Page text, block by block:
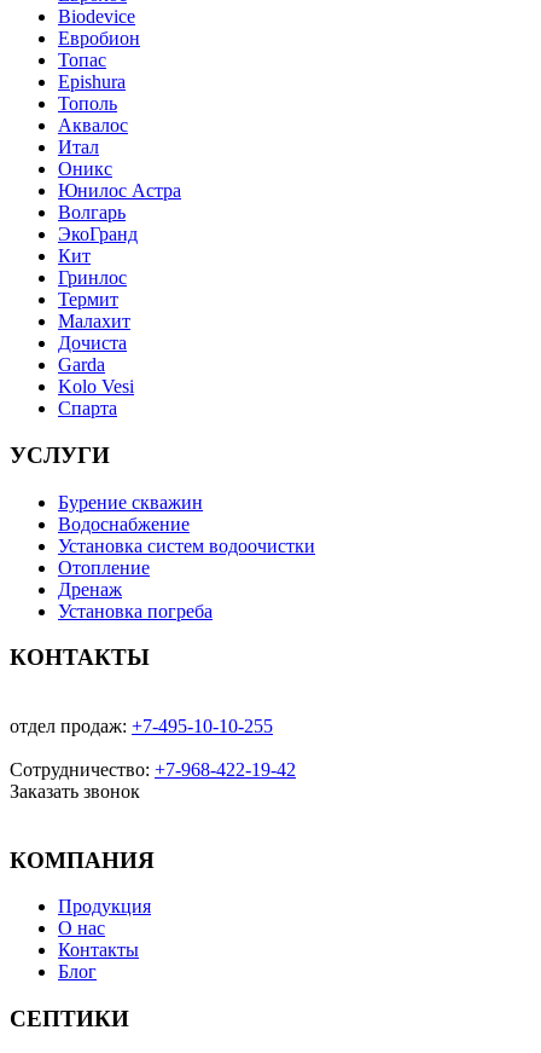
Biodevice
Евробион
Топас
Epishura
Тополь
Аквалос
Итал
Оникс
Юнилос Астра
Волгарь
ЭкоГранд
Кит
Гринлос
Термит
Малахит
Дочиста
Garda
Kolo Vesi
Спарта
УСЛУГИ
Бурение скважин
Водоснабжение
Установка систем водоочистки
Отопление
Дренаж
Установка погреба
КОНТАКТЫ
отдел продаж: +7-495-10-10-255
Сотрудничество: +7-968-422-19-42
Заказать звонок
КОМПАНИЯ
Продукция
О нас
Контакты
Блог
СЕПТИКИ